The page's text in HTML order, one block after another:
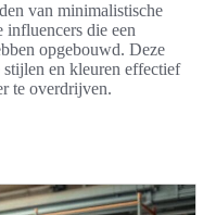
van minimalistische
influencers die een
opgebouwd. Deze
en kleuren effectief
te overdrijven.